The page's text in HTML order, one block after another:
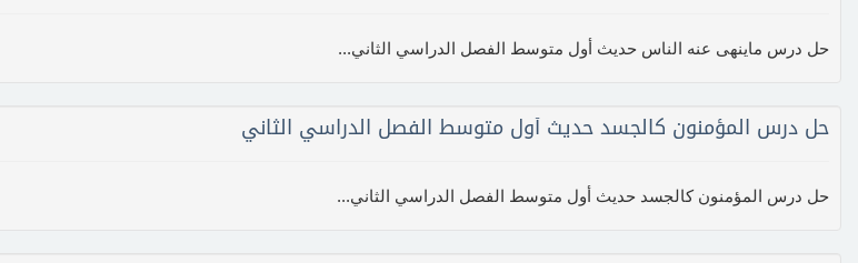
حل درس ماينهى عنه الناس حديث أول متوسط الفصل الدراسي الثاني...
حل درس المؤمنون كالجسد حديث أول متوسط الفصل الدراسي الثاني
حل درس المؤمنون كالجسد حديث أول متوسط الفصل الدراسي الثاني...